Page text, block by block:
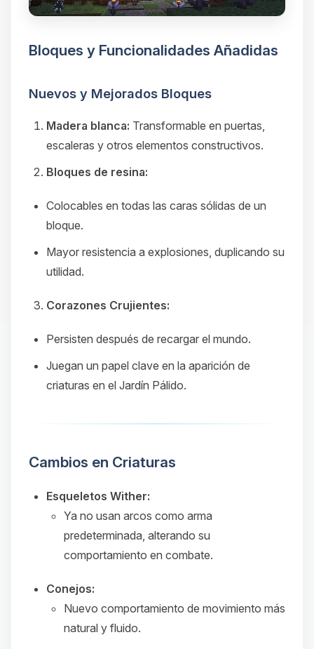
Bloques y Funcionalidades Añadidas
Nuevos y Mejorados Bloques
Madera blanca: Transformable en puertas,
escaleras y otros elementos constructivos.
Bloques de resina:
Colocables en todas las caras sólidas de un
bloque.
Mayor resistencia a explosiones, duplicando su
utilidad.
Corazones Crujientes:
Persisten después de recargar el mundo.
Juegan un papel clave en la aparición de
criaturas en el Jardín Pálido.
Cambios en Criaturas
Esqueletos Wither:
Ya no usan arcos como arma
predeterminada, alterando su
comportamiento en combate.
Conejos:
Nuevo comportamiento de movimiento más
natural y fluido.